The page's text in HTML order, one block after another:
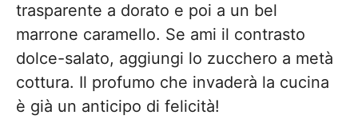
trasparente a dorato e poi a un bel
marrone caramello. Se ami il contrasto
dolce-salato, aggiungi lo zucchero a metà
cottura. Il profumo che invaderà la cucina
è già un anticipo di felicità!